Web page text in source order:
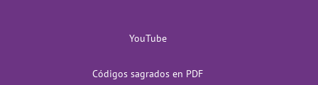
YouTube
Códigos sagrados en PDF